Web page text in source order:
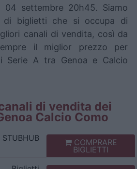
04 settembre 20h45. Siamo
di biglietti che si occupa di
canali di vendita, così da
il miglior prezzo per
Serie A tra Genoa e Calcio
di vendita dei
Calcio Como
STUBHUB COMPRARE
BIGLIETTI